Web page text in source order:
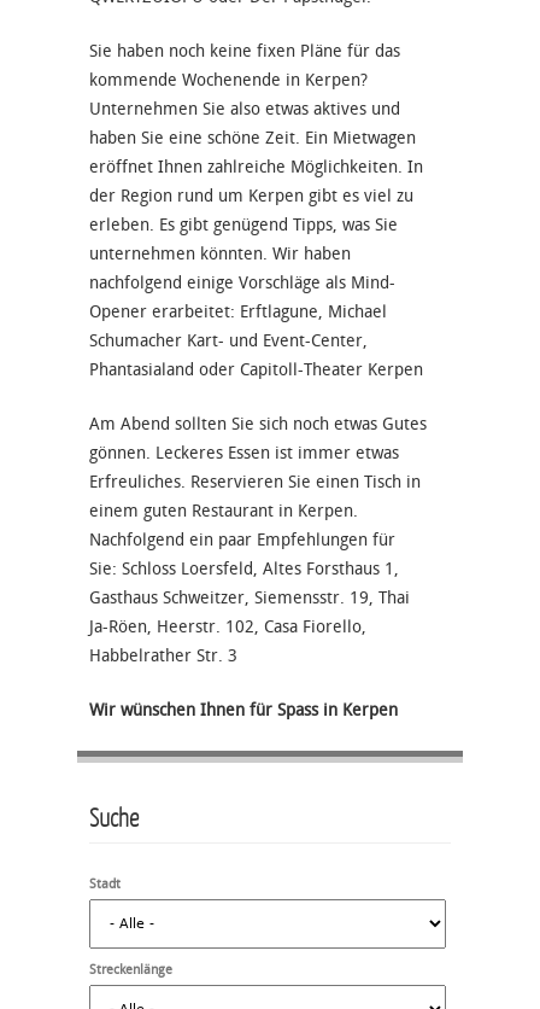
Sie haben noch keine fixen Pläne für das
kommende Wochenende in Kerpen?
Unternehmen Sie also etwas aktives und
haben Sie eine schöne Zeit. Ein Mietwagen
eröffnet Ihnen zahlreiche Möglichkeiten. In
der Region rund um Kerpen gibt es viel zu
erleben. Es gibt genügend Tipps, was Sie
unternehmen könnten. Wir haben
nachfolgend einige Vorschläge als Mind-
Opener erarbeitet: Erftlagune, Michael
Schumacher Kart- und Event-Center,
Phantasialand oder Capitoll-Theater Kerpen
Am Abend sollten Sie sich noch etwas Gutes
gönnen. Leckeres Essen ist immer etwas
Erfreuliches. Reservieren Sie einen Tisch in
einem guten Restaurant in Kerpen.
Nachfolgend ein paar Empfehlungen für
Sie: Schloss Loersfeld, Altes Forsthaus 1,
Gasthaus Schweitzer, Siemensstr. 19, Thai
Ja-Röen, Heerstr. 102, Casa Fiorello,
Habbelrather Str. 3
Wir wünschen Ihnen für Spass in Kerpen
Suche
Stadt
Streckenlänge